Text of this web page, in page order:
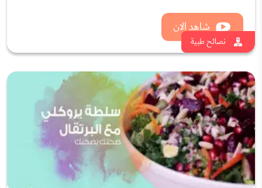
نصائح طبية
شاهد الان